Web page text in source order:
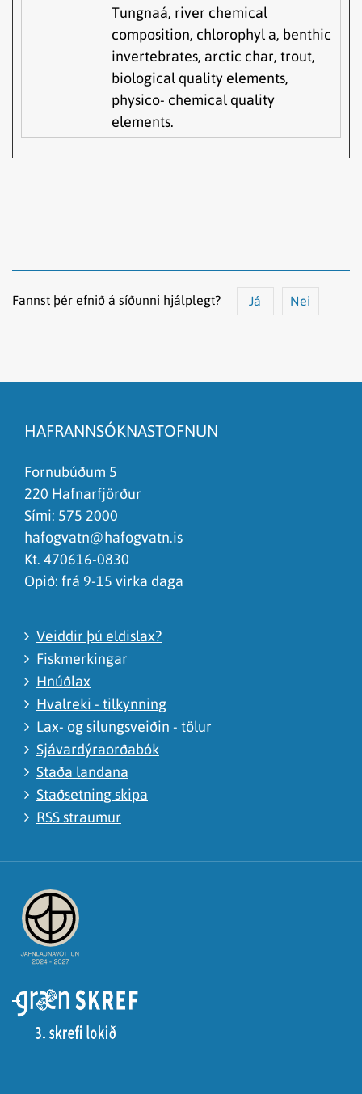
Tungnaá, river chemical
composition, chlorophyl a, benthic
invertebrates, arctic char, trout,
biological quality elements,
physico- chemical quality
elements.
Fannst þér efnið á síðunni hjálplegt? Já Nei
Það er of mikið efni á síðunni
Ég skil ekki efnið, finnst það of flókið
HAFRANNSÓKNASTOFNUN
Fornubúðum 5
220 Hafnarfjörður
Sími: 575 2000
hafogvatn@hafogvatn.is
Kt. 470616-0830
Opið: frá 9-15 virka daga
Veiddir þú eldislax?
Fiskmerkingar
Hnúðlax
Hvalreki - tilkynning
Lax- og silungsveiðin - tölur
Sjávardýraorðabók
Staða landana
Staðsetning skipa
RSS straumur